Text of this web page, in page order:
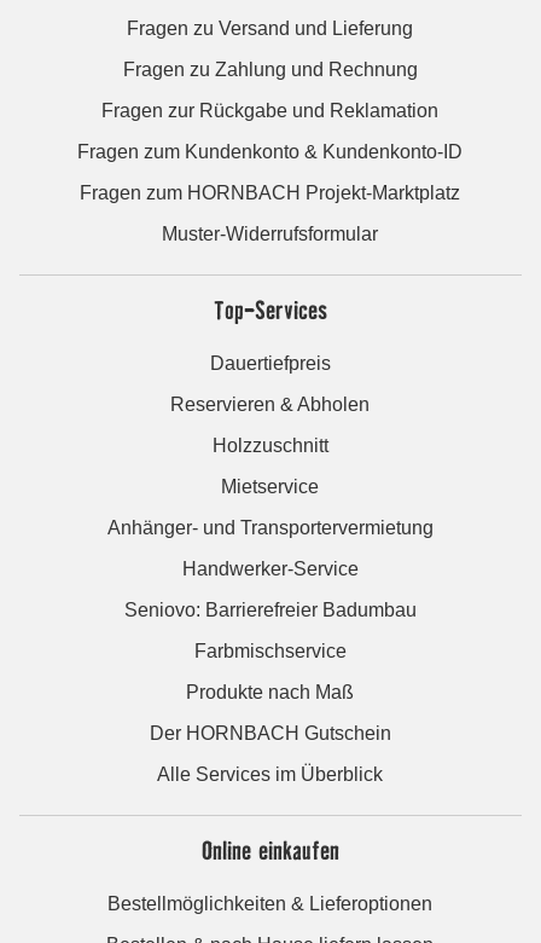
Fragen zu Versand und Lieferung
Fragen zu Zahlung und Rechnung
Fragen zur Rückgabe und Reklamation
Fragen zum Kundenkonto & Kundenkonto-ID
Fragen zum HORNBACH Projekt-Marktplatz
Muster-Widerrufsformular
Top-Services
Dauertiefpreis
Reservieren & Abholen
Holzzuschnitt
Mietservice
Anhänger- und Transportervermietung
Handwerker-Service
Seniovo: Barrierefreier Badumbau
Farbmischservice
Produkte nach Maß
Der HORNBACH Gutschein
Alle Services im Überblick
Online einkaufen
Bestellmöglichkeiten & Lieferoptionen